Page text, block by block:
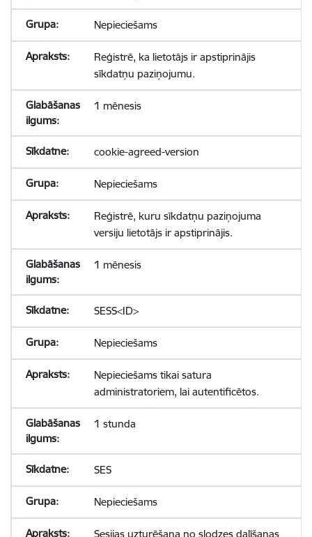
Nepieciešams
Reģistrē, ka lietotājs ir apstiprinājis
sīkdatņu paziņojumu.
1 mēnesis
cookie-agreed-version
Nepieciešams
Reģistrē, kuru sīkdatņu paziņojuma
versiju lietotājs ir apstiprinājis.
1 mēnesis
SESS<ID>
Nepieciešams
Nepieciešams tikai satura
administratoriem, lai autentificētos.
1 stunda
SES
Nepieciešams
Sesijas uzturēšana no slodzes dalīšanas